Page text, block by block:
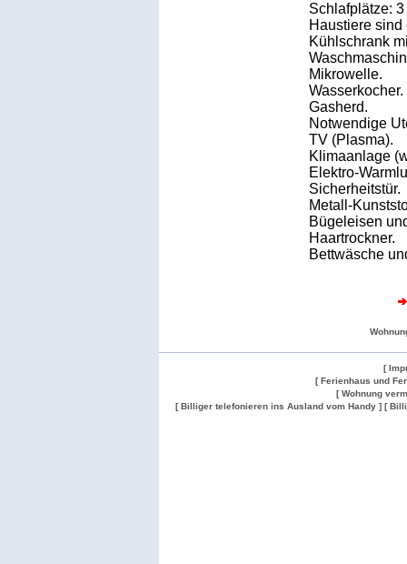
Schlafplätze:
Haustiere sind
Kühlschrank
Mikrowelle.
Wasserkocher.
Gasherd.
Notwendige
TV (Plasma).
Klimaanlage
Elektro-
Sicherheitstür.
Metall-
Bügeleisen
Haartrockner.
Bettwäsche
[
[ Ferienhaus und
[ Wohnung
[ Billiger telefonieren ins Ausland vom Handy ] [